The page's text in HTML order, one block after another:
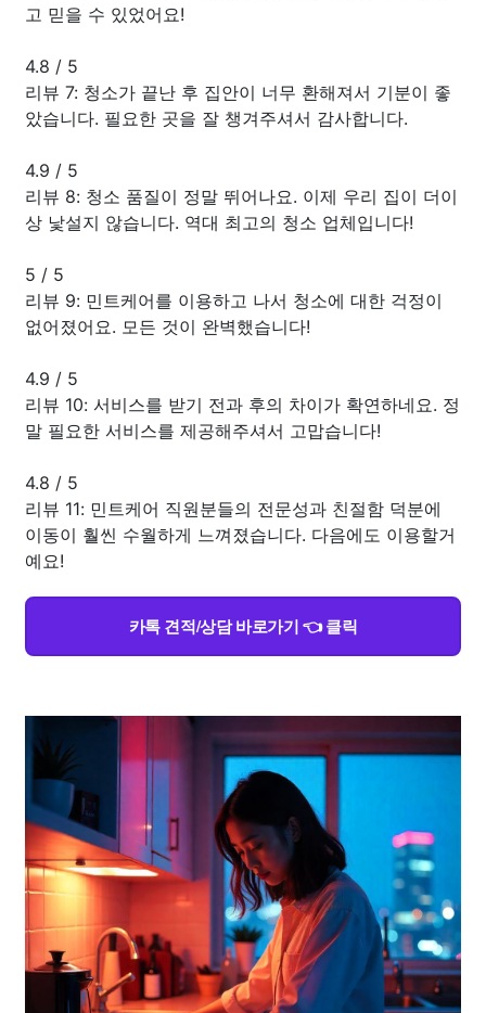
고 믿을 수 있었어요!
4.8 / 5
리뷰 7: 청소가 끝난 후 집안이 너무 환해져서 기분이 좋
았습니다. 필요한 곳을 잘 챙겨주셔서 감사합니다.
4.9 / 5
리뷰 8: 청소 품질이 정말 뛰어나요. 이제 우리 집이 더이
상 낯설지 않습니다. 역대 최고의 청소 업체입니다!
5 / 5
리뷰 9: 민트케어를 이용하고 나서 청소에 대한 걱정이
없어졌어요. 모든 것이 완벽했습니다!
4.9 / 5
리뷰 10: 서비스를 받기 전과 후의 차이가 확연하네요. 정
말 필요한 서비스를 제공해주셔서 고맙습니다!
4.8 / 5
리뷰 11: 민트케어 직원분들의 전문성과 친절함 덕분에
이동이 훨씬 수월하게 느껴졌습니다. 다음에도 이용할거
예요!
카톡 견적/상담 바로가기 👈 클릭